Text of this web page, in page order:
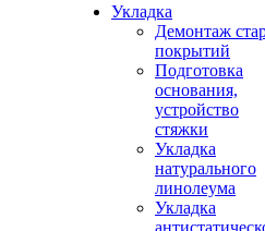
Укладка
Демонтаж
покрытий
Подготовка
основания,
устройство
стяжки
Укладка
натурального
линолеума
Укладка